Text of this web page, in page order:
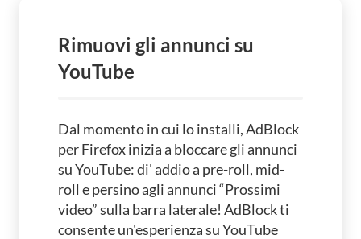
Rimuovi gli annunci su
YouTube
Dal momento in cui lo installi, AdBlock
per Firefox inizia a bloccare gli annunci
su YouTube: di' addio a pre-roll, mid-
roll e persino agli annunci “Prossimi
video” sulla barra laterale! AdBlock ti
consente un'esperienza su YouTube